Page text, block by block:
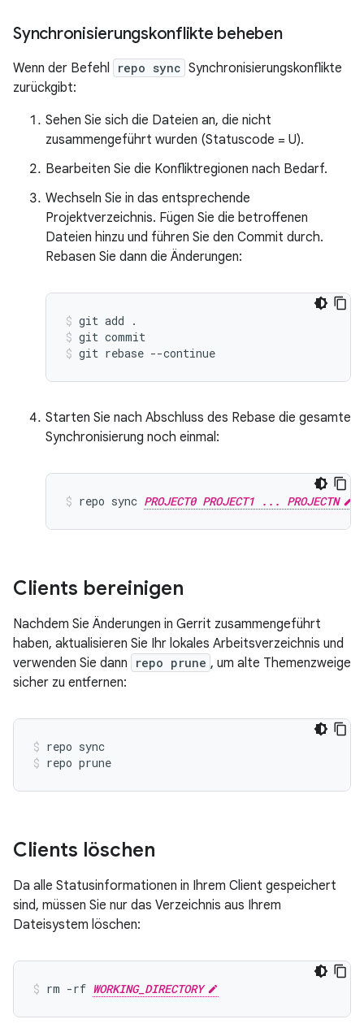
Synchronisierungskonflikte beheben
Wenn der Befehl repo sync Synchronisierungskonflikte
zurückgibt:
Sehen Sie sich die Dateien an, die nicht
zusammengeführt wurden (Statuscode = U).
Bearbeiten Sie die Konfliktregionen nach Bedarf.
Wechseln Sie in das entsprechende
Projektverzeichnis. Fügen Sie die betroffenen
Dateien hinzu und führen Sie den Commit durch.
Rebasen Sie dann die Änderungen:
git add .
git commit
git rebase --continue
Starten Sie nach Abschluss des Rebase die gesamte
Synchronisierung noch einmal:
repo sync PROJECT0 PROJECT1 ... PROJECTN
Clients bereinigen
Nachdem Sie Änderungen in Gerrit zusammengeführt
haben, aktualisieren Sie Ihr lokales Arbeitsverzeichnis und
verwenden Sie dann
repo prune , um alte Themenzweige
sicher zu entfernen:
repo sync
repo prune
Clients löschen
Da alle Statusinformationen in Ihrem Client gespeichert
sind, müssen Sie nur das Verzeichnis aus Ihrem
Dateisystem löschen:
rm -rf WORKING_DIRECTORY